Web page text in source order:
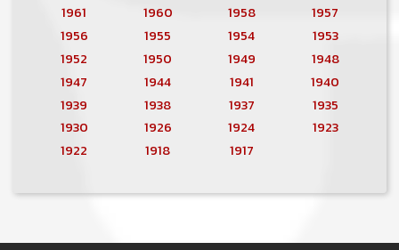
1961
1960 1958
1957
1956
1955 1954
1953
1952
1950 1949
1948
1947
1944 1941
1940
1939
1938 1937
1935
1930
1926 1924
1923
1922
1918 1917